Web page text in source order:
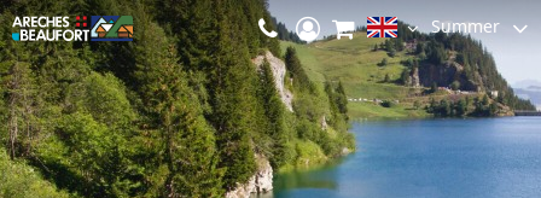
Summer